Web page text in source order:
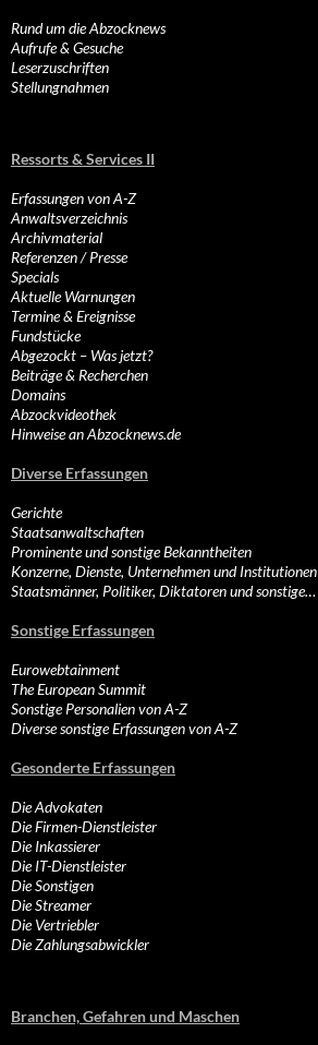
Rund um die Abzocknews
Aufrufe & Gesuche
Leserzuschriften
Stellungnahmen
Ressorts & Services II
Erfassungen von A-Z
Anwaltsverzeichnis
Archivmaterial
Referenzen / Presse
Specials
Aktuelle Warnungen
Termine & Ereignisse
Fundstücke
Abgezockt – Was jetzt?
Beiträge & Recherchen
Domains
Abzockvideothek
Hinweise an Abzocknews.de
Diverse Erfassungen
Gerichte
Staatsanwaltschaften
Prominente und sonstige Bekanntheiten
Konzerne, Dienste, Unternehmen und Institutionen
Staatsmänner, Politiker, Diktatoren und sonstige…
Sonstige Erfassungen
Eurowebtainment
The European Summit
Sonstige Personalien von A-Z
Diverse sonstige Erfassungen von A-Z
Gesonderte Erfassungen
Die Advokaten
Die Firmen-Dienstleister
Die Inkassierer
Die IT-Dienstleister
Die Sonstigen
Die Streamer
Die Vertriebler
Die Zahlungsabwickler
Branchen, Gefahren und Maschen